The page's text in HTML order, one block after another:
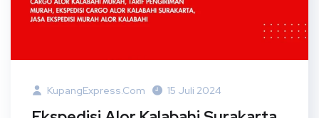
KupangExpress.com 15 Juli 2024